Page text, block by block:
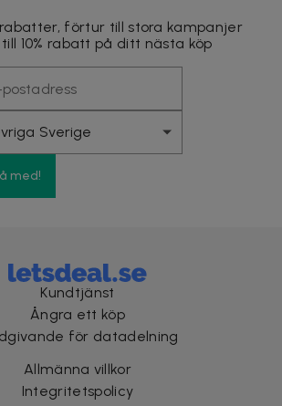
rabatter, förtur till stora kampanjer
10% rabatt på ditt nästa köp
med!
Kundtjänst
Ångra ett köp
för datadelning
Allmänna villkor
Integritetspolicy